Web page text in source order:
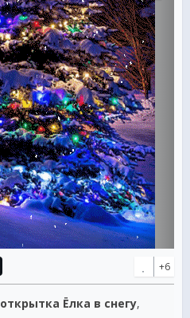
+6
открытка Ёлка в снегу,